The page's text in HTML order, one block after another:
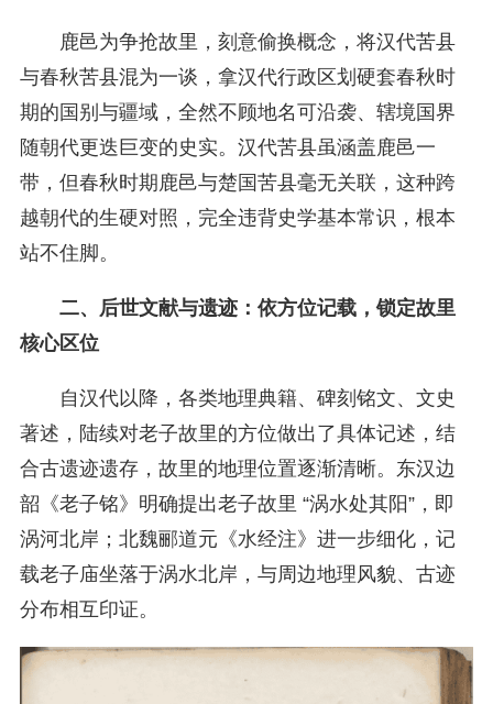
鹿邑为争抢故里，刻意偷换概念，将汉代苦县
与春秋苦县混为一谈，拿汉代行政区划硬套春秋时
期的国别与疆域，全然不顾地名可沿袭、辖境国界
随朝代更迭巨变的史实。汉代苦县虽涵盖鹿邑一
带，但春秋时期鹿邑与楚国苦县毫无关联，这种跨
越朝代的生硬对照，完全违背史学基本常识，根本
站不住脚。
二、后世文献与遗迹：依方位记载，锁定故里
核心区位
自汉代以降，各类地理典籍、碑刻铭文、文史
著述，陆续对老子故里的方位做出了具体记述，结
合古遗迹遗存，故里的地理位置逐渐清晰。东汉边
韶《老子铭》明确提出老子故里 “涡水处其阳”，即
涡河北岸；北魏郦道元《水经注》进一步细化，记
载老子庙坐落于涡水北岸，与周边地理风貌、古迹
分布相互印证。